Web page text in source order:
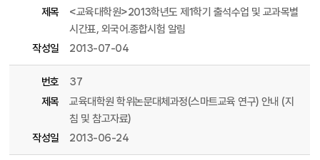
제목
<교육대학원>2013학년도 제1학기 출석수업 및 교과목별
시간표, 외국어.종합시험 알림
작성일
2013-07-04
번호
37
제목
교육대학원 학위논문대체과정(스마트교육 연구) 안내 (지
침 및 참고자료)
작성일
2013-06-24